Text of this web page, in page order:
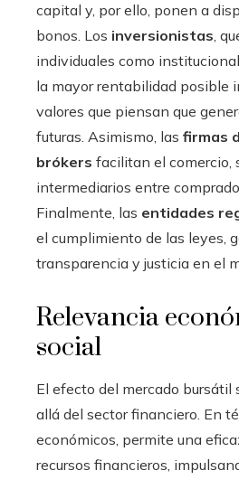
capital y, por ello, ponen a
bonos. Los inversionistas,
individuales como
la mayor rentabilidad posible
valores que piensan que
futuras. Asimismo, las firmas
brókers facilitan el comercio,
intermediarios entre
Finalmente, las entidades
el cumplimiento de las leyes,
transparencia y justicia en el
Relevancia
social
El efecto del mercado bursátil
allá del sector financiero. En
económicos, permite una
recursos financieros,